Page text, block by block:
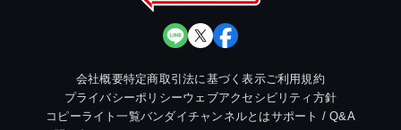
会社概要特定商取引法に基づく表示ご利用規約
プライバシーポリシーウェブアクセシビリティ方針
コピーライト一覧バンダイチャンネルとはサポート / Q&A